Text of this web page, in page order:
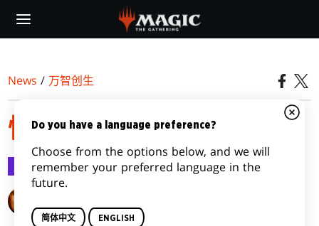
main
News / 万智创生
快乐猎踪，第一部
万智创生 2021-09-02
Do you have a language preference?
Choose from the options below, and we will
remember your preferred language in the
future.
简体中文 ENGLISH